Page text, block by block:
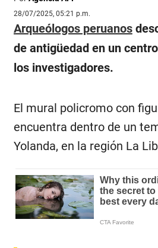
28/07/2025, 05:21 p.m.
Arqueólogos peruanos
de antigüedad en un
los investigadores.
El mural policromo con
encuentra dentro de un
Yolanda, en la región La